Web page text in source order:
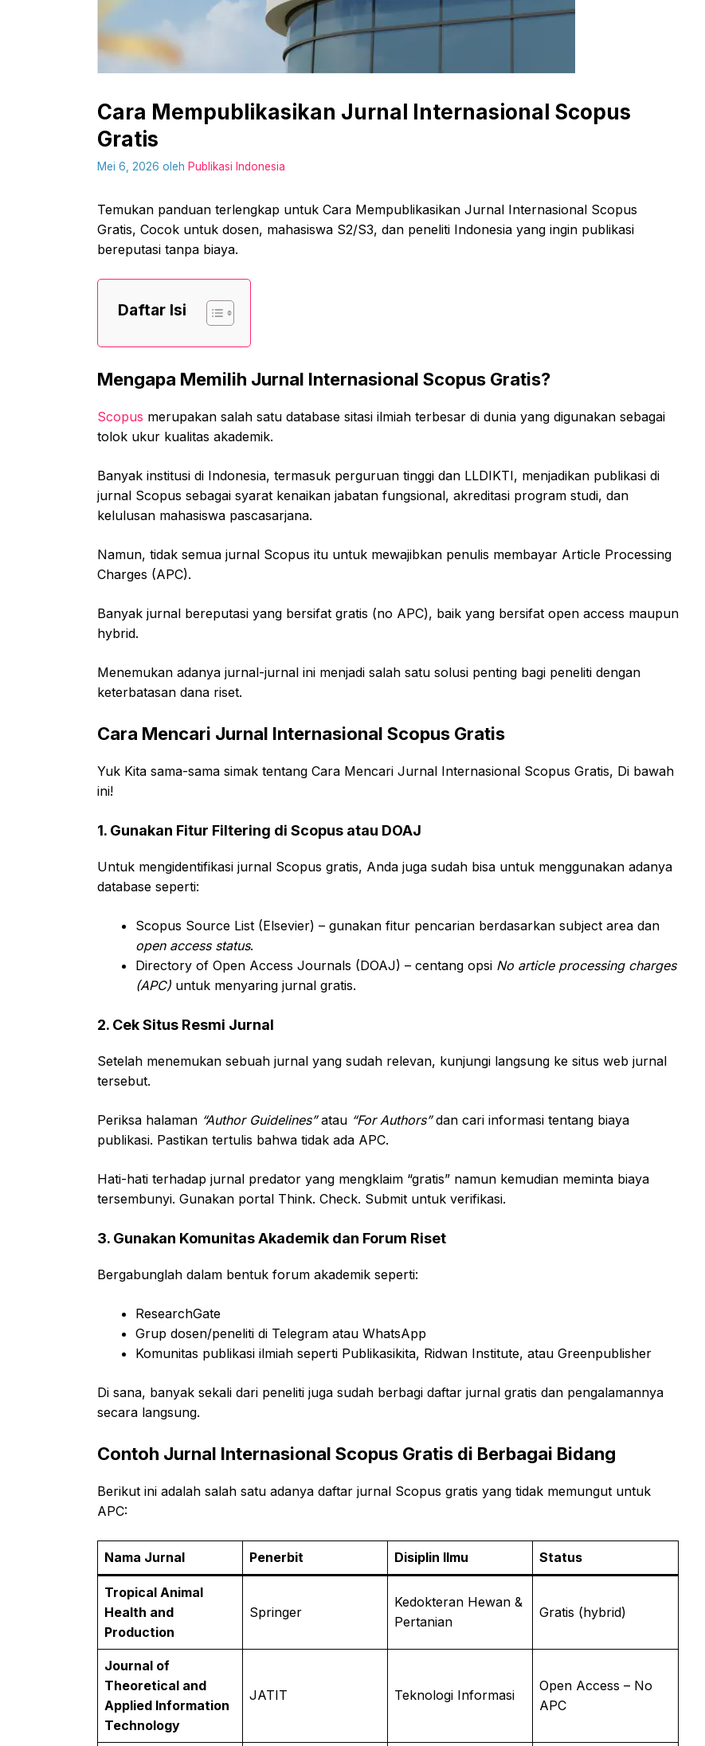
Cara Mempublikasikan Jurnal Internasional Scopus
Gratis
Mei 6, 2026 oleh Publikasi Indonesia
Temukan panduan terlengkap untuk Cara Mempublikasikan Jurnal Internasional Scopus
Gratis, Cocok untuk dosen, mahasiswa S2/S3, dan peneliti Indonesia yang ingin publikasi
bereputasi tanpa biaya.
Daftar Isi
Mengapa Memilih Jurnal Internasional Scopus Gratis?
Scopus merupakan salah satu database sitasi ilmiah terbesar di dunia yang digunakan sebagai
tolok ukur kualitas akademik.
Banyak institusi di Indonesia, termasuk perguruan tinggi dan LLDIKTI, menjadikan publikasi di
jurnal Scopus sebagai syarat kenaikan jabatan fungsional, akreditasi program studi, dan
kelulusan mahasiswa pascasarjana.
Namun, tidak semua jurnal Scopus itu untuk mewajibkan penulis membayar Article Processing
Charges (APC).
Banyak jurnal bereputasi yang bersifat gratis (no APC), baik yang bersifat open access maupun
hybrid.
Menemukan adanya jurnal-jurnal ini menjadi salah satu solusi penting bagi peneliti dengan
keterbatasan dana riset.
Cara Mencari Jurnal Internasional Scopus Gratis
Yuk Kita sama-sama simak tentang Cara Mencari Jurnal Internasional Scopus Gratis, Di bawah
ini!
1. Gunakan Fitur Filtering di Scopus atau DOAJ
Untuk mengidentifikasi jurnal Scopus gratis, Anda juga sudah bisa untuk menggunakan adanya
database seperti:
Scopus Source List (Elsevier) – gunakan fitur pencarian berdasarkan subject area dan
open access status.
Directory of Open Access Journals (DOAJ) – centang opsi No article processing charges
(APC) untuk menyaring jurnal gratis.
2. Cek Situs Resmi Jurnal
Setelah menemukan sebuah jurnal yang sudah relevan, kunjungi langsung ke situs web jurnal
tersebut.
Periksa halaman “Author Guidelines”atau “For Authors”dan cari informasi tentang biaya
publikasi. Pastikan tertulis bahwa tidak ada APC.
Hati-hati terhadap jurnal predator yang mengklaim “gratis” namun kemudian meminta biaya
tersembunyi. Gunakan portal Think. Check. Submit untuk verifikasi.
3. Gunakan Komunitas Akademik dan Forum Riset
Bergabunglah dalam bentuk forum akademik seperti:
ResearchGate
Grup dosen/peneliti di Telegram atau WhatsApp
Komunitas publikasi ilmiah seperti Publikasikita, Ridwan Institute, atau Greenpublisher
Di sana, banyak sekali dari peneliti juga sudah berbagi daftar jurnal gratis dan pengalamannya
secara langsung.
Contoh Jurnal Internasional Scopus Gratis di Berbagai Bidang
Berikut ini adalah salah satu adanya daftar jurnal Scopus gratis yang tidak memungut untuk
APC:
Nama Jurnal Penerbit Disiplin Ilmu Status
Tropical Animal
Health and
Production
Springer
Kedokteran Hewan &
Pertanian
Gratis (hybrid)
Journal of
Theoretical and
Applied Information
Technology
JATIT Teknologi Informasi
Open Access – No
APC